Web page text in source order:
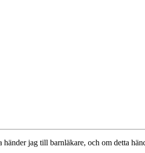
jag till barnläkare, och om detta